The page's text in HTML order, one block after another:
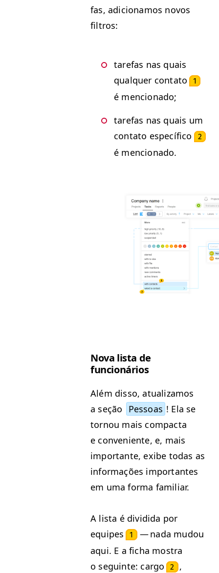
fas, adi­cionamos novos
filtros:
tare­fas nas quais
qual­quer con­ta­to
1
é mencionado;
tare­fas nas quais um
con­ta­to especí­fi­co
2
é mencionado.
Nova lista de
funcionários
Além dis­so, atu­al­izamos
a seção
Pes­soas ! Ela se
tornou mais com­pacta
e con­ve­niente, e, mais
impor­tante, exibe todas as
infor­mações impor­tantes
em uma for­ma familiar.
A lista é divi­di­da por
equipes
1
— nada mudou
aqui. E a ficha mostra
o seguinte: car­go
2
,